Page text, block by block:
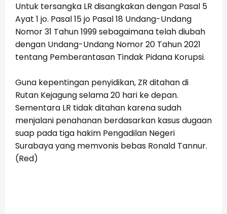
Untuk tersangka LR disangkakan dengan Pasal 5
Ayat 1 jo. Pasal 15 jo Pasal 18 Undang-Undang
Nomor 31 Tahun 1999 sebagaimana telah diubah
dengan Undang-Undang Nomor 20 Tahun 2021
tentang Pemberantasan Tindak Pidana Korupsi.
Guna kepentingan penyidikan, ZR ditahan di
Rutan Kejagung selama 20 hari ke depan.
Sementara LR tidak ditahan karena sudah
menjalani penahanan berdasarkan kasus dugaan
suap pada tiga hakim Pengadilan Negeri
Surabaya yang memvonis bebas Ronald Tannur.
(Red)